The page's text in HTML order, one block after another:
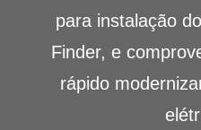
para instalação
Finder, e
rápido